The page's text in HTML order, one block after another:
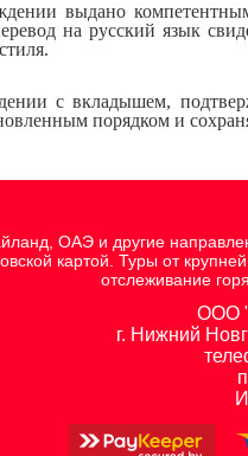
выдано
на русский язык
с вкладышем,
порядком и
ОАЭ и другие
картой. Туры от
отслеживание
ООО
г. Нижний